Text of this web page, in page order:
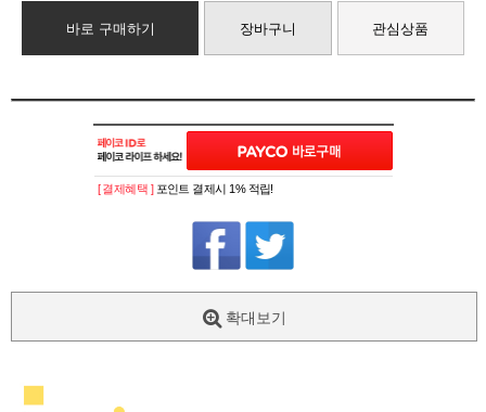
바로 구매하기 장바구니 관심상품
[ 결제혜택 ] 포인트 결제시 1% 적립!
확대보기